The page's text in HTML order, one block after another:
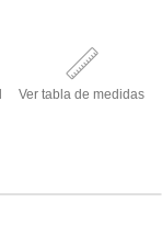
Ver tabla de medidas